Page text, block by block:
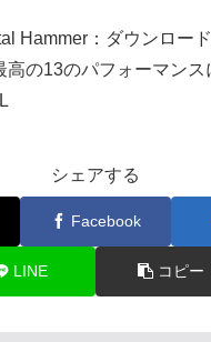
Hammer：ダウンロー
高の13のパフォーマンス
シェアする
Facebook
LINE コピー